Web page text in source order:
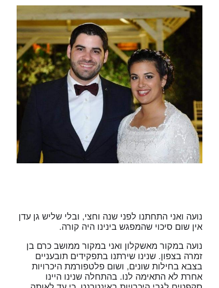
נועה ואני התחתנו לפני שנה וחצי, ובלי שליש גן עדן
אין שום סיכוי שהמפגש בינינו היה קורה.
נועה במקור מאשקלון ואני במקור ממושב כרם בן
זמרה בצפון. שנינו שירתנו בתפקידים תובעניים
בצבא בחילות שונים, ושום פלטפורמת היכרויות
אחרת לא התאימה לנו. בהתחלה שנינו היינו